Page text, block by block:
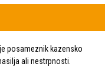
posameznik kazensko
ali nestrpnosti.